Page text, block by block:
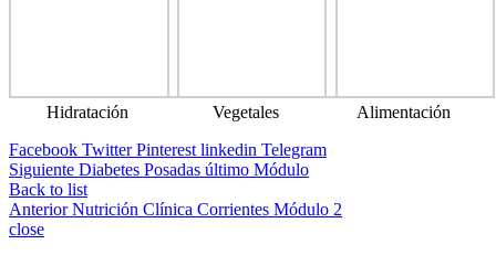
Hidratación Vegetales
Alimentación
Facebook Twitter Pinterest linkedin Telegram
Siguiente Diabetes Posadas último Módulo
Back to list
Anterior Nutrición Clínica Corrientes Módulo 2
close